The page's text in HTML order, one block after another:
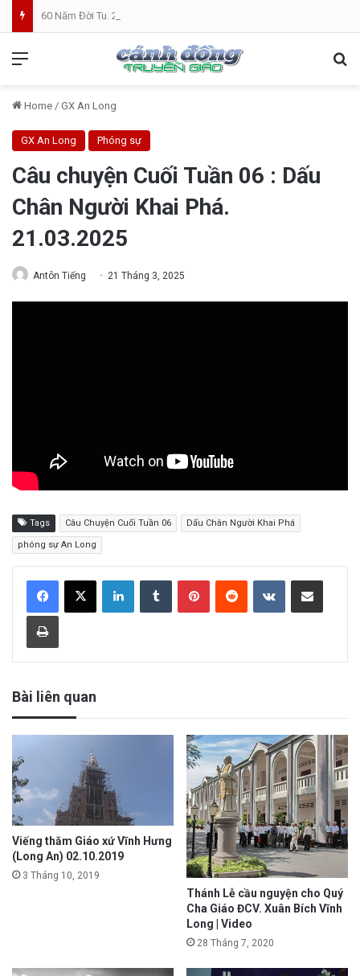
Home / GX An Long
GX An Long Phóng sự
Câu chuyện Cuối Tuần 06 : Dấu
Chân Người Khai Phá.
21.03.2025
Antôn Tiếng 21 Tháng 3, 2025
Tags Câu Chuyện Cuối Tuần 06 Dấu Chân Người Khai Phá
phóng sự An Long
Bài liên quan
Viếng thăm Giáo xứ Vĩnh Hưng
(Long An) 02.10.2019
3 Tháng 10, 2019
Thánh Lễ cầu nguyện cho Quý
Cha Giáo ĐCV. Xuân Bích Vĩnh
Long | Video
28 Tháng 7, 2020